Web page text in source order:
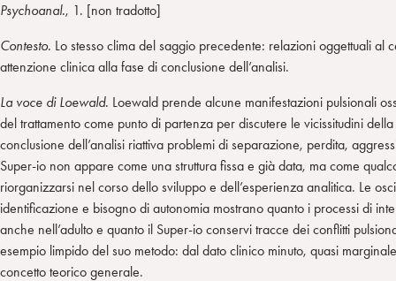
Psychoanal., 1. [non tradotto]
Contesto. Lo stesso clima del saggio precedente: relazioni oggettuali al
attenzione clinica alla fase di conclusione dell’analisi.
La voce di Loewald. Loewald prende alcune manifestazioni pulsionali
del trattamento come punto di partenza per discutere le vicissitudini
conclusione dell’analisi riattiva problemi di separazione, perdita,
Super-io non appare come una struttura fissa e già data, ma come
riorganizzarsi nel corso dello sviluppo e dell’esperienza analitica. Le
identificazione e bisogno di autonomia mostrano quanto i processi di
anche nell’adulto e quanto il Super-io conservi tracce dei conflitti
esempio limpido del suo metodo: dal dato clinico minuto, quasi
concetto teorico generale.